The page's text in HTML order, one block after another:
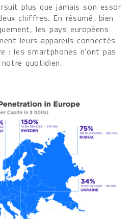
plus que jamais son essor
chiffres. En résumé, bien
les pays européens
leurs appareils connectés
: les smartphones n'ont pas
quotidien.